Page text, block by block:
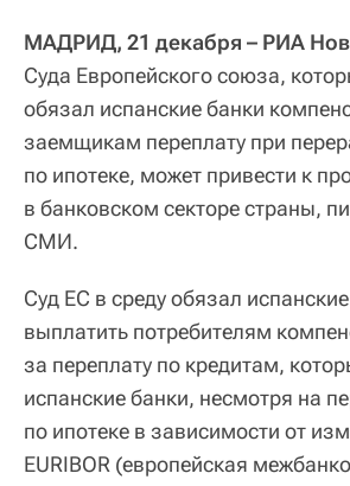
МАДРИД, 21 декабря – РИА
Суда Европейского союза,
обязал испанские банки
заемщикам переплату при
по ипотеке, может привести к
в банковском секторе страны,
СМИ.
Суд ЕС в среду обязал
выплатить потребителям
за переплату по кредитам,
испанские банки, несмотря на
по ипотеке в зависимости от
EURIBOR (европейская